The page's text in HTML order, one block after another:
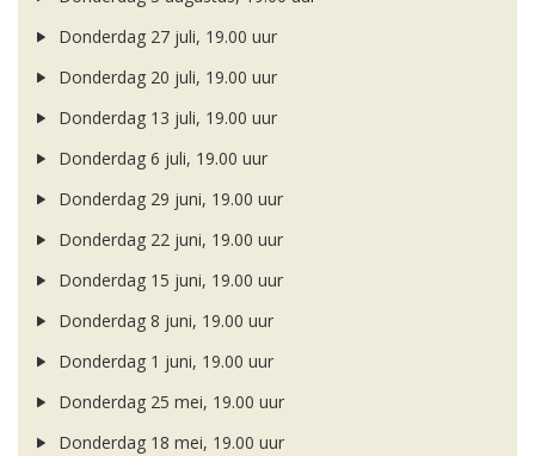
Donderdag 27 juli, 19.00 uur
Donderdag 20 juli, 19.00 uur
Donderdag 13 juli, 19.00 uur
Donderdag 6 juli, 19.00 uur
Donderdag 29 juni, 19.00 uur
Donderdag 22 juni, 19.00 uur
Donderdag 15 juni, 19.00 uur
Donderdag 8 juni, 19.00 uur
Donderdag 1 juni, 19.00 uur
Donderdag 25 mei, 19.00 uur
Donderdag 18 mei, 19.00 uur